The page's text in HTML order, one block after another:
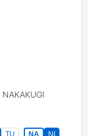
NAKAKUGI
TU NA
NI